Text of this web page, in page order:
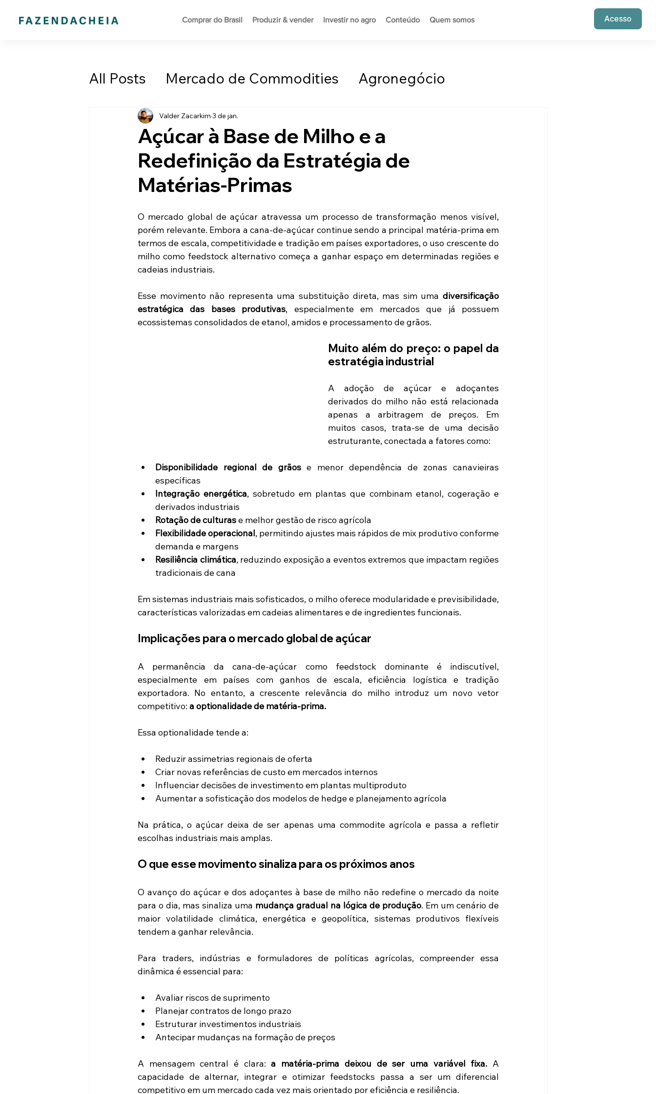
Comprar do Brasil Produzir & vender Investir no agro Conteúdo Quem somos Acesso
All Posts Mercado de Commodities Agronegócio
Comércio Exterior
Açúcar à Base de Milho e a
Redefinição da Estratégia de
Matérias-Primas
Valder Zacarkim 3 de jan.
O mercado global de açúcar atravessa um processo de transformação menos visível,
porém relevante. Embora a cana-de-açúcar continue sendo a principal matéria-prima em
termos de escala, competitividade e tradição em países exportadores, o uso crescente do
milho como feedstock alternativo começa a ganhar espaço em determinadas regiões e
cadeias industriais.
Esse movimento não representa uma substituição direta, mas sim uma diversificação
estratégica das bases produtivas, especialmente em mercados que já possuem
ecossistemas consolidados de etanol, amidos e processamento de grãos.
Muito além do preço: o papel da
estratégia industrial
A adoção de açúcar e adoçantes
derivados do milho não está relacionada
apenas a arbitragem de preços. Em
muitos casos, trata-se de uma decisão
estruturante, conectada a fatores como:
Disponibilidade regional de grãos e menor dependência de zonas canavieiras
específicas
Integração energética, sobretudo em plantas que combinam etanol, cogeração e
derivados industriais
Rotação de culturas e melhor gestão de risco agrícola
Flexibilidade operacional, permitindo ajustes mais rápidos de mix produtivo conforme
demanda e margens
Resiliência climática, reduzindo exposição a eventos extremos que impactam regiões
tradicionais de cana
Em sistemas industriais mais sofisticados, o milho oferece modularidade e previsibilidade,
características valorizadas em cadeias alimentares e de ingredientes funcionais.
Implicações para o mercado global de açúcar
A permanência da cana-de-açúcar como feedstock dominante é indiscutível,
especialmente em países com ganhos de escala, eficiência logística e tradição
exportadora. No entanto, a crescente relevância do milho introduz um novo vetor
competitivo: a optionalidade de matéria-prima.
Essa optionalidade tende a:
Reduzir assimetrias regionais de oferta
Criar novas referências de custo em mercados internos
Influenciar decisões de investimento em plantas multiproduto
Aumentar a sofisticação dos modelos de hedge e planejamento agrícola
Na prática, o açúcar deixa de ser apenas uma commodite agrícola e passa a refletir
escolhas industriais mais amplas.
O que esse movimento sinaliza para os próximos anos
O avanço do açúcar e dos adoçantes à base de milho não redefine o mercado da noite
para o dia, mas sinaliza uma mudança gradual na lógica de produção. Em um cenário de
maior volatilidade climática, energética e geopolítica, sistemas produtivos flexíveis
tendem a ganhar relevância.
Para traders, indústrias e formuladores de políticas agrícolas, compreender essa
dinâmica é essencial para:
Avaliar riscos de suprimento
Planejar contratos de longo prazo
Estruturar investimentos industriais
Antecipar mudanças na formação de preços
A mensagem central é clara: a matéria-prima deixou de ser uma variável fixa. A
capacidade de alternar, integrar e otimizar feedstocks passa a ser um diferencial
competitivo em um mercado cada vez mais orientado por eficiência e resiliência.